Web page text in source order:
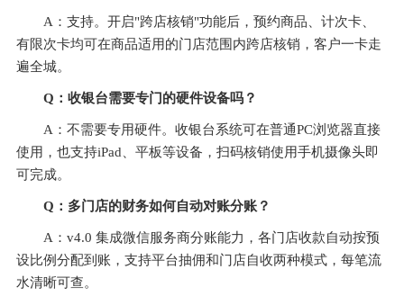
A：支持。开启"跨店核销"功能后，预约商品、计次卡、
有限次卡均可在商品适用的门店范围内跨店核销，客户一卡走
遍全城。
Q：收银台需要专门的硬件设备吗？
A：不需要专用硬件。收银台系统可在普通PC浏览器直接
使用，也支持iPad、平板等设备，扫码核销使用手机摄像头即
可完成。
Q：多门店的财务如何自动对账分账？
A：v4.0 集成微信服务商分账能力，各门店收款自动按预
设比例分配到账，支持平台抽佣和门店自收两种模式，每笔流
水清晰可查。